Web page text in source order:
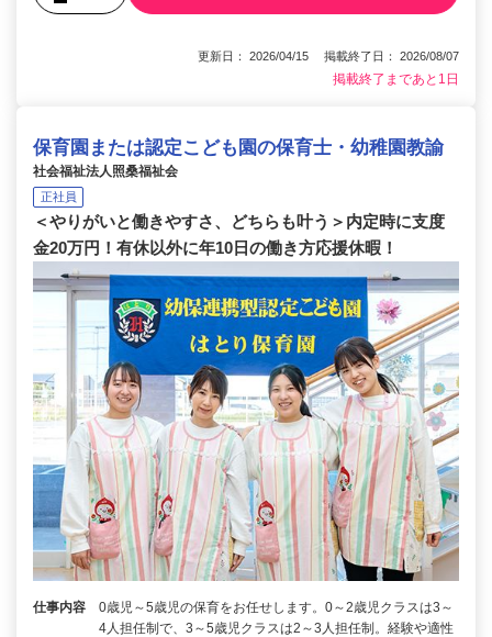
更新日： 2026/04/15 掲載終了日： 2026/08/07
掲載終了まであと1日
保育園または認定こども園の保育士・幼稚園教諭
社会福祉法人照桑福祉会
正社員
＜やりがいと働きやすさ、どちらも叶う＞内定時に支度
金20万円！有休以外に年10日の働き方応援休暇！
仕事内容
0歳児～5歳児の保育をお任せします。0～2歳児クラスは3～
4人担任制で、3～5歳児クラスは2～3人担任制。経験や適性